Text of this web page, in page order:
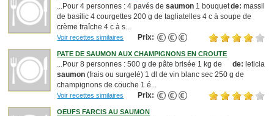
de: massil
...Pour 4 personnes : 4 pavés desaumon 1 bouquet
de basilic 4 courgettes 200 g de tagliatelles 4 c à soupe de
crème fraîche 4 c à s...
Voir recettes similaires Prix:
PATE DE SAUMON AUX CHAMPIGNONS EN CROUTE
de: leticia
...Pour 8 personnes : 500 g de pâte brisée 1 kg de
saumon (frais ou surgelé) 1 dl de vin blanc sec 250 g de
champignons de couche 1 é...
Voir recettes similaires Prix:
OEUFS FARCIS AU SAUMON